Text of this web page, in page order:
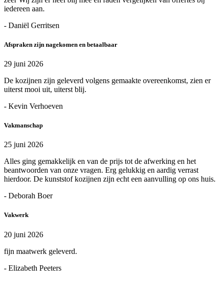
iedereen aan.
- Daniël Gerritsen
Afspraken zijn nagekomen en betaalbaar
29 juni 2026
De kozijnen zijn geleverd volgens gemaakte overeenkomst, zien er
uiterst mooi uit, uiterst blij.
- Kevin Verhoeven
Vakmanschap
25 juni 2026
Alles ging gemakkelijk en van de prijs tot de afwerking en het
beantwoorden van onze vragen. Erg gelukkig en aardig verrast
hierdoor. De kunststof kozijnen zijn echt een aanvulling op ons huis.
- Deborah Boer
Vakwerk
20 juni 2026
fijn maatwerk geleverd.
- Elizabeth Peeters